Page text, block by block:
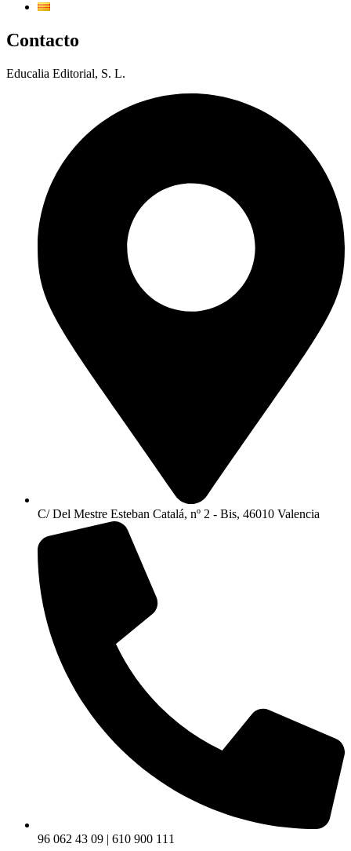
Contacto
Educalia Editorial, S. L.
C/ Del Mestre Esteban Catalá, nº 2 - Bis, 46010 Valencia
96 062 43 09 | 610 900 111